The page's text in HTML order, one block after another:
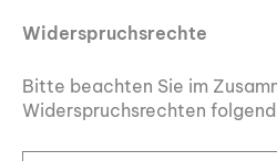
Widerspruchsrechte
Bitte beachten Sie im
Widerspruchsrechten